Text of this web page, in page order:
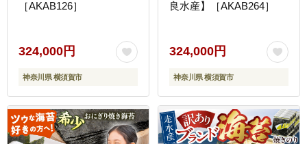
［AKAB126］
324,000円
神奈川県 横須賀市
良水産】［AKAB264］
324,000円
神奈川県 横須賀市